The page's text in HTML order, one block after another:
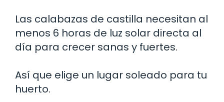
Las calabazas de castilla necesitan al
menos 6 horas de luz solar directa al
día para crecer sanas y fuertes.
Así que elige un lugar soleado para tu
huerto.